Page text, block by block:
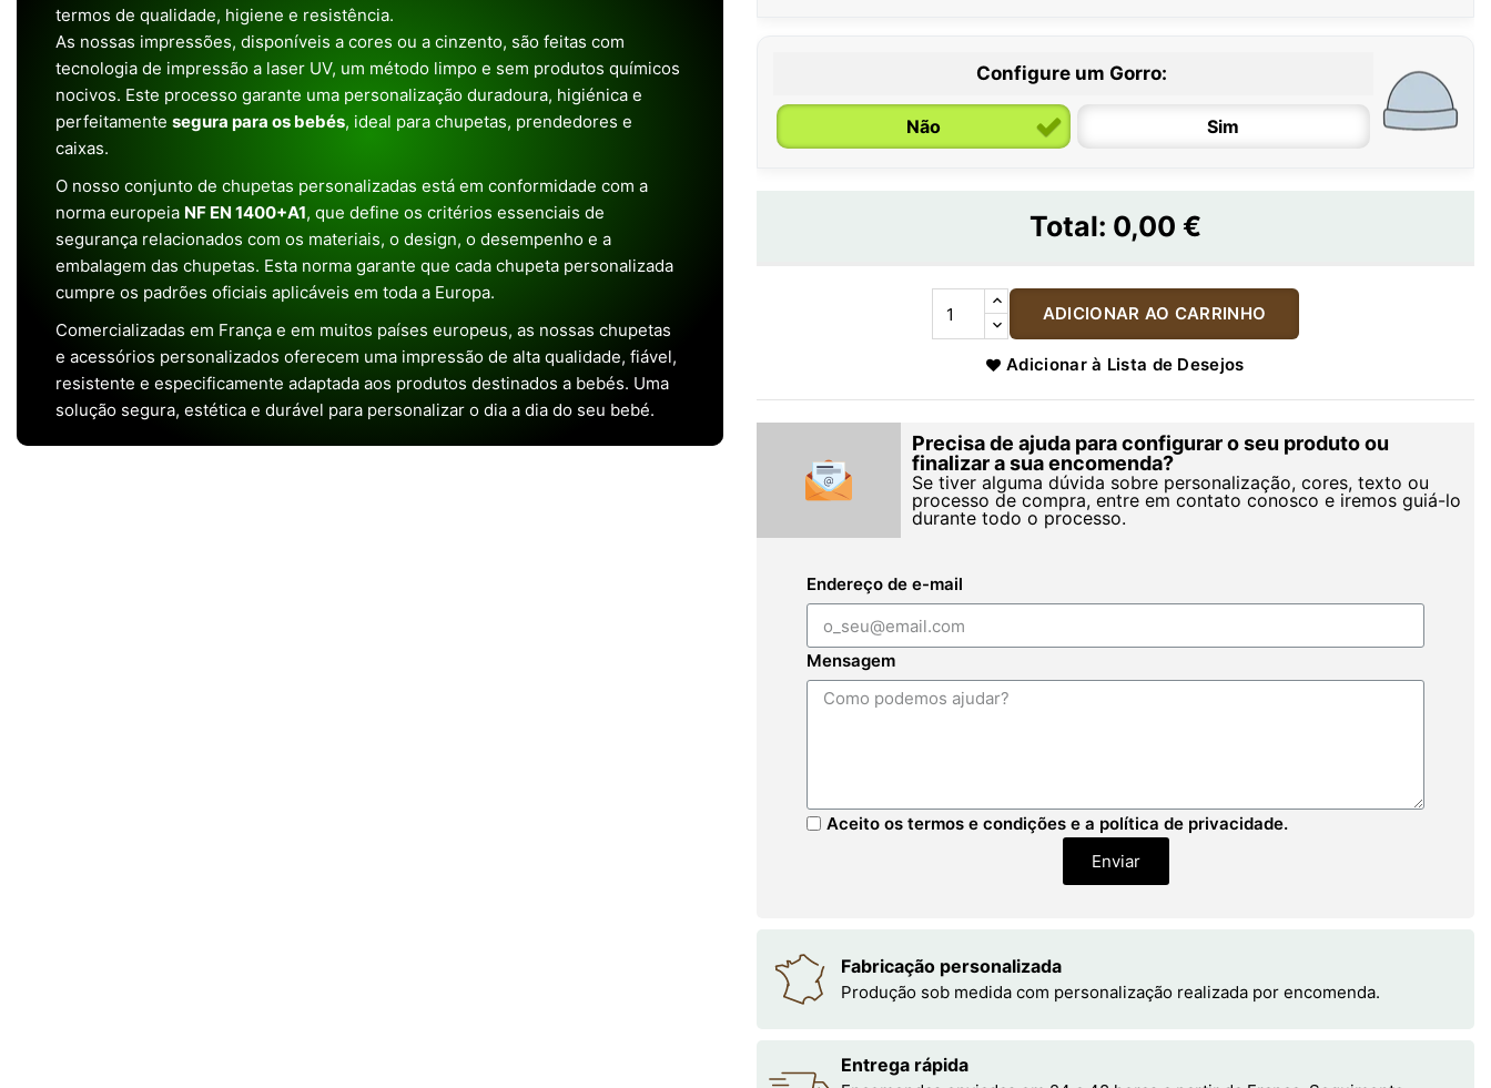
termos de qualidade, higiene e resistência.
As nossas impressões, disponíveis a cores ou a cinzento, são feitas com
tecnologia de impressão a laser UV, um método limpo e sem produtos químicos
nocivos. Este processo garante uma personalização duradoura, higiénica e
perfeitamente segura para os bebés, ideal para chupetas, prendedores e
caixas.
O nosso conjunto de chupetas personalizadas está em conformidade com a
norma europeia NF EN 1400+A1, que define os critérios essenciais de
segurança relacionados com os materiais, o design, o desempenho e a
embalagem das chupetas. Esta norma garante que cada chupeta personalizada
cumpre os padrões oficiais aplicáveis em toda a Europa.
Comercializadas em França e em muitos países europeus, as nossas chupetas
e acessórios personalizados oferecem uma impressão de alta qualidade, fiável,
resistente e especificamente adaptada aos produtos destinados a bebés. Uma
solução segura, estética e durável para personalizar o dia a dia do seu bebé.
Configure um Gorro:
Não Sim
Total: 0,00 €
ADICIONAR AO CARRINHO
Adicionar à Lista de Desejos
Precisa de ajuda para configurar o seu produto ou
finalizar a sua encomenda?
Se tiver alguma dúvida sobre personalização, cores, texto ou
processo de compra, entre em contato conosco e iremos guiá-lo
durante todo o processo.
Endereço de e-mail
Mensagem
Aceito os termos e condições e a política de privacidade.
Enviar
Fabricação personalizada
Produção sob medida com personalização realizada por encomenda.
Entrega rápida